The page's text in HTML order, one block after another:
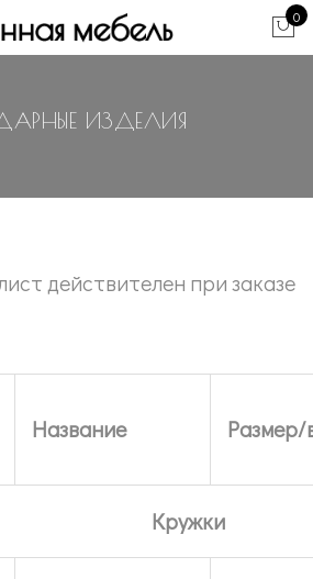
0
ИЗДЕЛИЯ
действителен при заказе
Название Размер/
Кружки